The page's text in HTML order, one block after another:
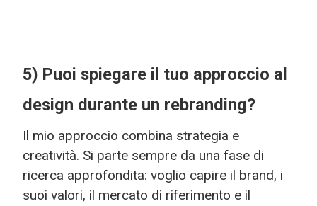
5) Puoi spiegare il tuo approccio al
design durante un rebranding?
Il mio approccio combina strategia e
creatività. Si parte sempre da una fase di
ricerca approfondita: voglio capire il brand, i
suoi valori, il mercato di riferimento e il